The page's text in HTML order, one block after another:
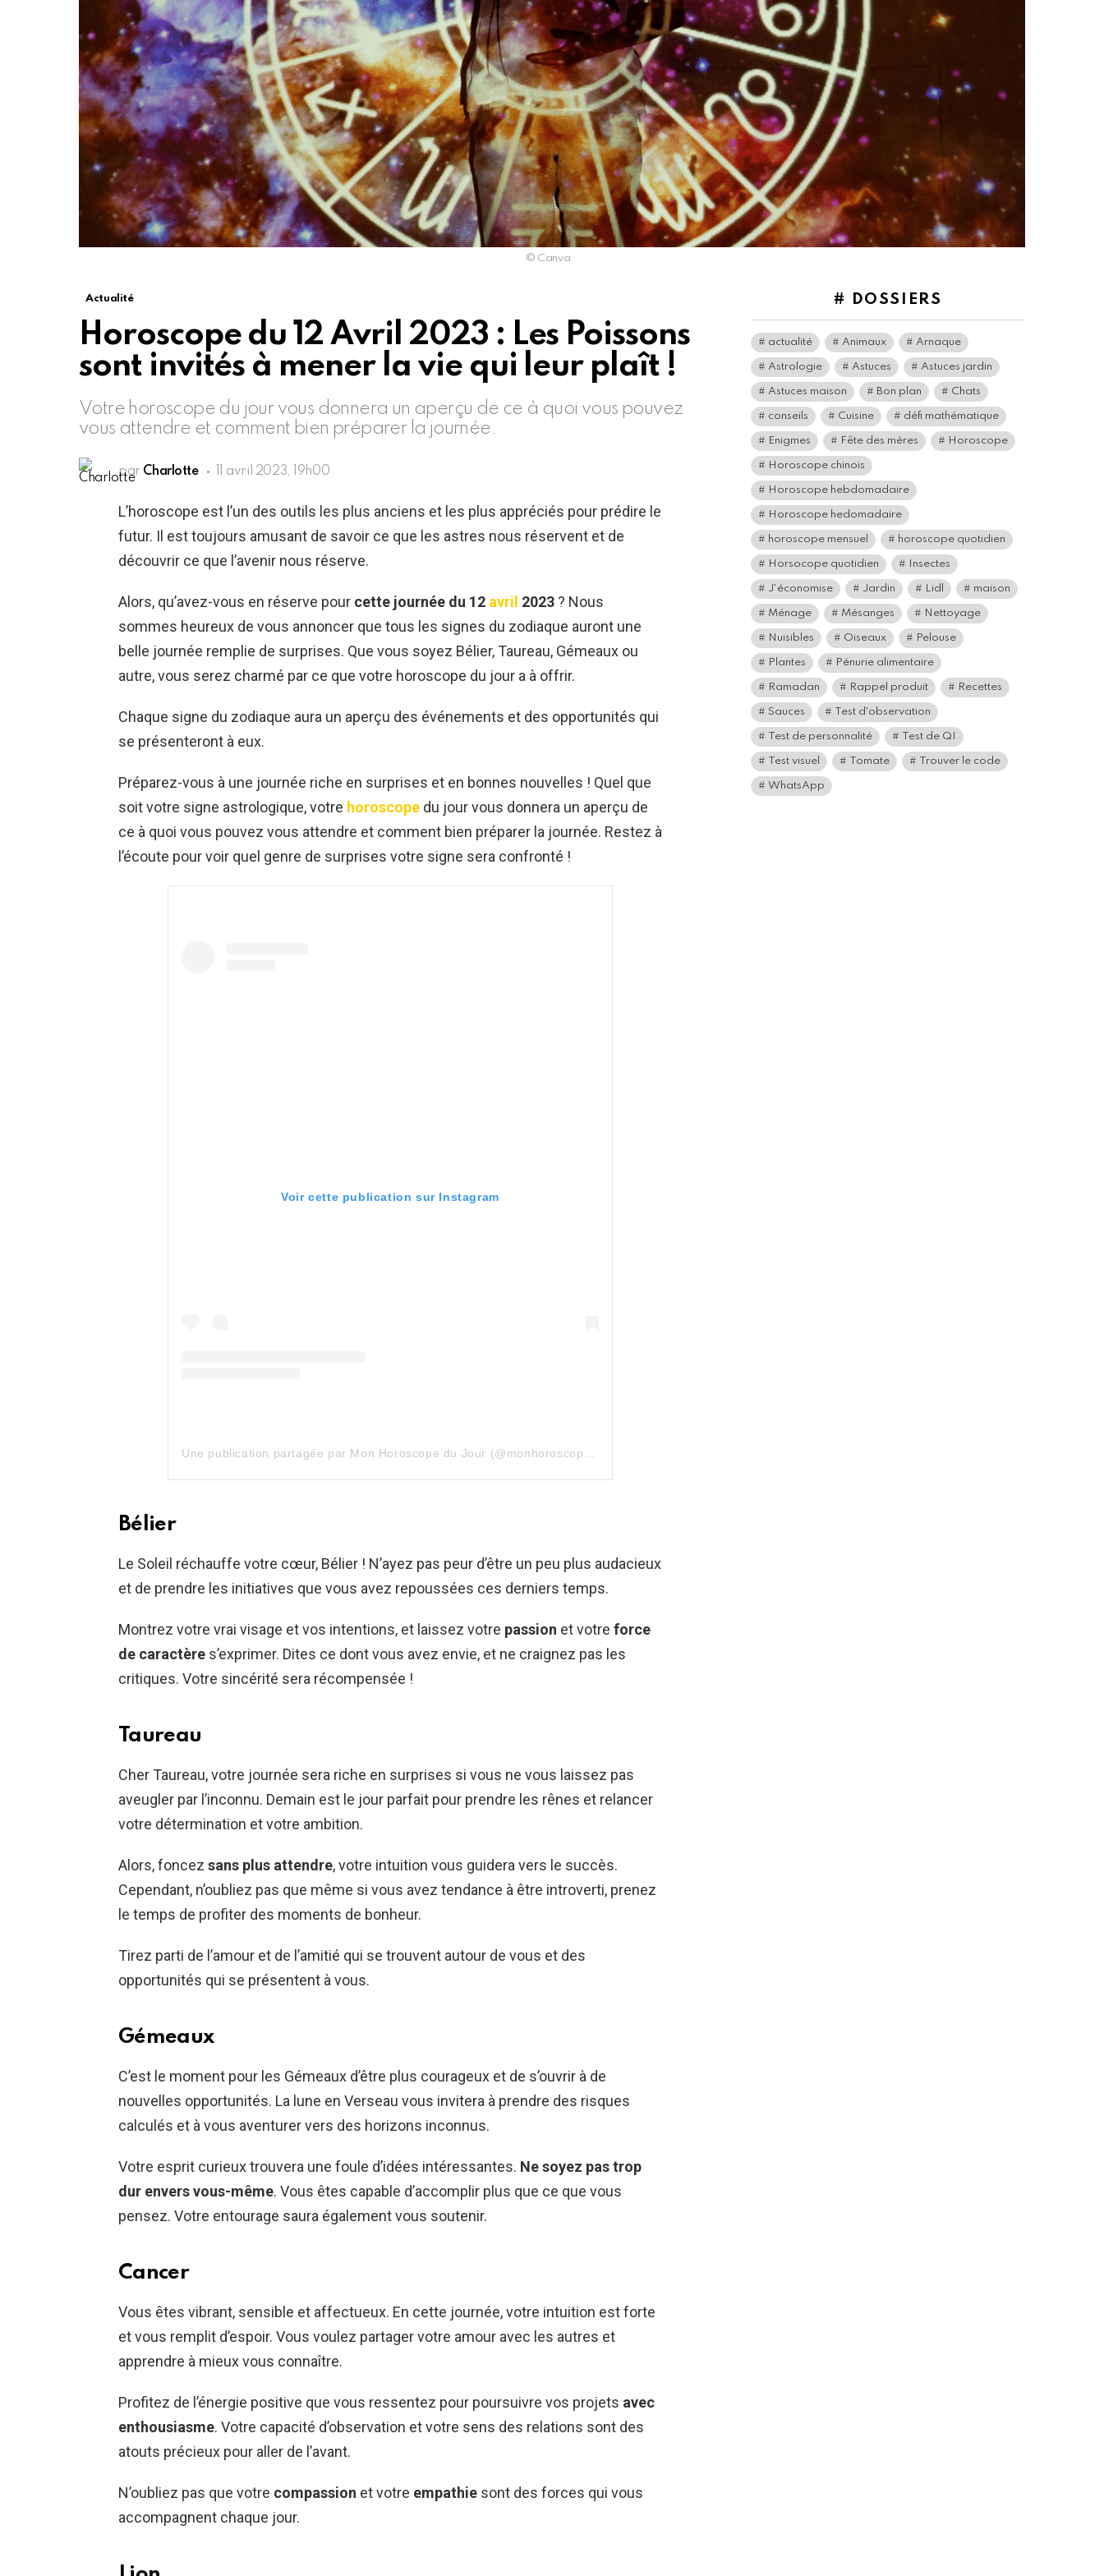
© Canva
Actualité
Horoscope du 12 Avril 2023 : Les Poissons
sont invités à mener la vie qui leur plaît !
Votre horoscope du jour vous donnera un aperçu de ce à quoi vous pouvez
vous attendre et comment bien préparer la journée.
par Charlotte 11 avril 2023, 19h00
L’horoscope est l’un des outils les plus anciens et les plus appréciés pour prédire le
futur. Il est toujours amusant de savoir ce que les astres nous réservent et de
découvrir ce que l’avenir nous réserve.
Alors, qu’avez-vous en réserve pour cette journée du 12 avril 2023 ? Nous
sommes heureux de vous annoncer que tous les signes du zodiaque auront une
belle journée remplie de surprises. Que vous soyez Bélier, Taureau, Gémeaux ou
autre, vous serez charmé par ce que votre horoscope du jour a à offrir.
Chaque signe du zodiaque aura un aperçu des événements et des opportunités qui
se présenteront à eux.
Préparez-vous à une journée riche en surprises et en bonnes nouvelles ! Quel que
soit votre signe astrologique, votre horoscope du jour vous donnera un aperçu de
ce à quoi vous pouvez vous attendre et comment bien préparer la journée. Restez à
l’écoute pour voir quel genre de surprises votre signe sera confronté !
Voir cette publication sur Instagram
Bélier
Le Soleil réchauffe votre cœur, Bélier ! N’ayez pas peur d’être un peu plus audacieux
et de prendre les initiatives que vous avez repoussées ces derniers temps.
Montrez votre vrai visage et vos intentions, et laissez votre passion et votre force
de caractère s’exprimer. Dites ce dont vous avez envie, et ne craignez pas les
critiques. Votre sincérité sera récompensée !
Taureau
Cher Taureau, votre journée sera riche en surprises si vous ne vous laissez pas
aveugler par l’inconnu. Demain est le jour parfait pour prendre les rênes et relancer
votre détermination et votre ambition.
Alors, foncez sans plus attendre, votre intuition vous guidera vers le succès.
Cependant, n’oubliez pas que même si vous avez tendance à être introverti, prenez
le temps de profiter des moments de bonheur.
Tirez parti de l’amour et de l’amitié qui se trouvent autour de vous et des
opportunités qui se présentent à vous.
Gémeaux
C’est le moment pour les Gémeaux d’être plus courageux et de s’ouvrir à de
nouvelles opportunités. La lune en Verseau vous invitera à prendre des risques
calculés et à vous aventurer vers des horizons inconnus.
Votre esprit curieux trouvera une foule d’idées intéressantes. Ne soyez pas trop
dur envers vous-même. Vous êtes capable d’accomplir plus que ce que vous
pensez. Votre entourage saura également vous soutenir.
Cancer
Vous êtes vibrant, sensible et affectueux. En cette journée, votre intuition est forte
et vous remplit d’espoir. Vous voulez partager votre amour avec les autres et
apprendre à mieux vous connaître.
Profitez de l’énergie positive que vous ressentez pour poursuivre vos projets avec
enthousiasme. Votre capacité d’observation et votre sens des relations sont des
atouts précieux pour aller de l’avant.
N’oubliez pas que votre compassion et votre empathie sont des forces qui vous
accompagnent chaque jour.
# DOSSIERS
actualité Animaux Arnaque
Astrologie Astuces Astuces jardin
Astuces maison Bon plan Chats
conseils Cuisine défi mathématique
Enigmes Fête des mères Horoscope
Horoscope chinois
Horoscope hebdomadaire
Horoscope hedomadaire
horoscope mensuel horoscope quotidien
Horsocope quotidien Insectes
J'économise Jardin Lidl maison
Ménage Mésanges Nettoyage
Nuisibles Oiseaux Pelouse
Plantes Pénurie alimentaire
Ramadan Rappel produit Recettes
Sauces Test d'observation
Test de personnalité Test de QI
Test visuel Tomate Trouver le code
WhatsApp